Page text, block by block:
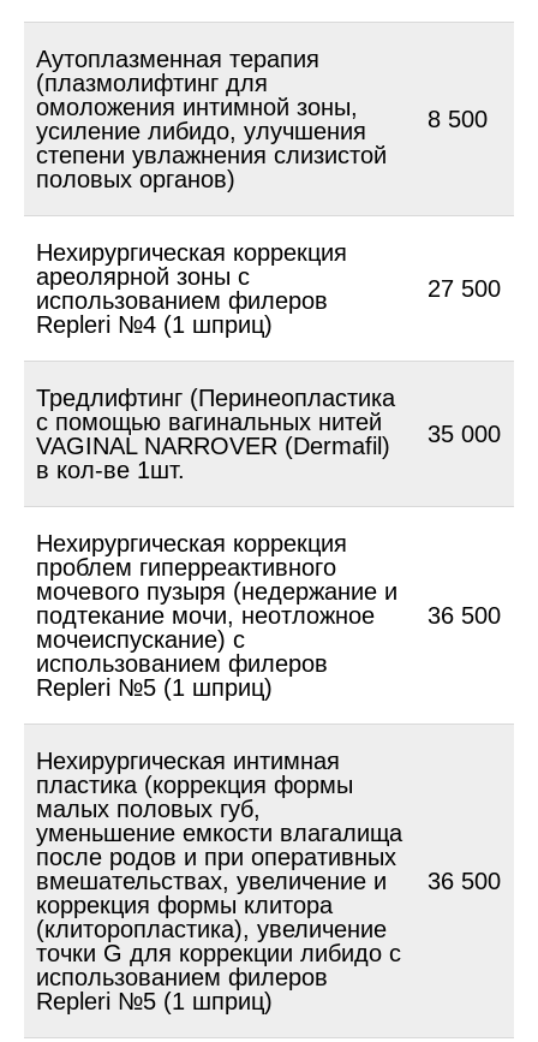
Аутоплазменная терапия
(плазмолифтинг для
омоложения интимной зоны,
усиление либидо, улучшения
степени увлажнения слизистой
половых органов)
8 500
Нехирургическая коррекция
ареолярной зоны с
использованием филеров
Repleri №4 (1 шприц)
27 500
Тредлифтинг (Перинеопластика
с помощью вагинальных нитей
VAGINAL NARROVER (Dermafil)
в кол-ве 1шт.
35 000
Нехирургическая коррекция
проблем гиперреактивного
мочевого пузыря (недержание и
подтекание мочи, неотложное
мочеиспускание) с
использованием филеров
Repleri №5 (1 шприц)
36 500
Нехирургическая интимная
пластика (коррекция формы
малых половых губ,
уменьшение емкости влагалища
после родов и при оперативных
вмешательствах, увеличение и
коррекция формы клитора
(клиторопластика), увеличение
точки G для коррекции либидо с
использованием филеров
Repleri №5 (1 шприц)
36 500